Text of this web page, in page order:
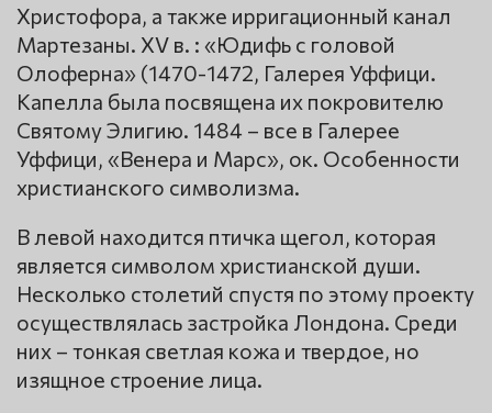
Христофора, а также ирригационный канал
Мартезаны. XV в. : «Юдифь с головой
Олоферна» (1470-1472, Галерея Уффици.
Капелла была посвящена их покровителю
Святому Элигию. 1484 – все в Галерее
Уффици, «Венера и Марс», ок. Особенности
христианского символизма.
В левой находится птичка щегол, которая
является символом христианской души.
Несколько столетий спустя по этому проекту
осуществлялась застройка Лондона. Среди
них – тонкая светлая кожа и твердое, но
изящное строение лица.